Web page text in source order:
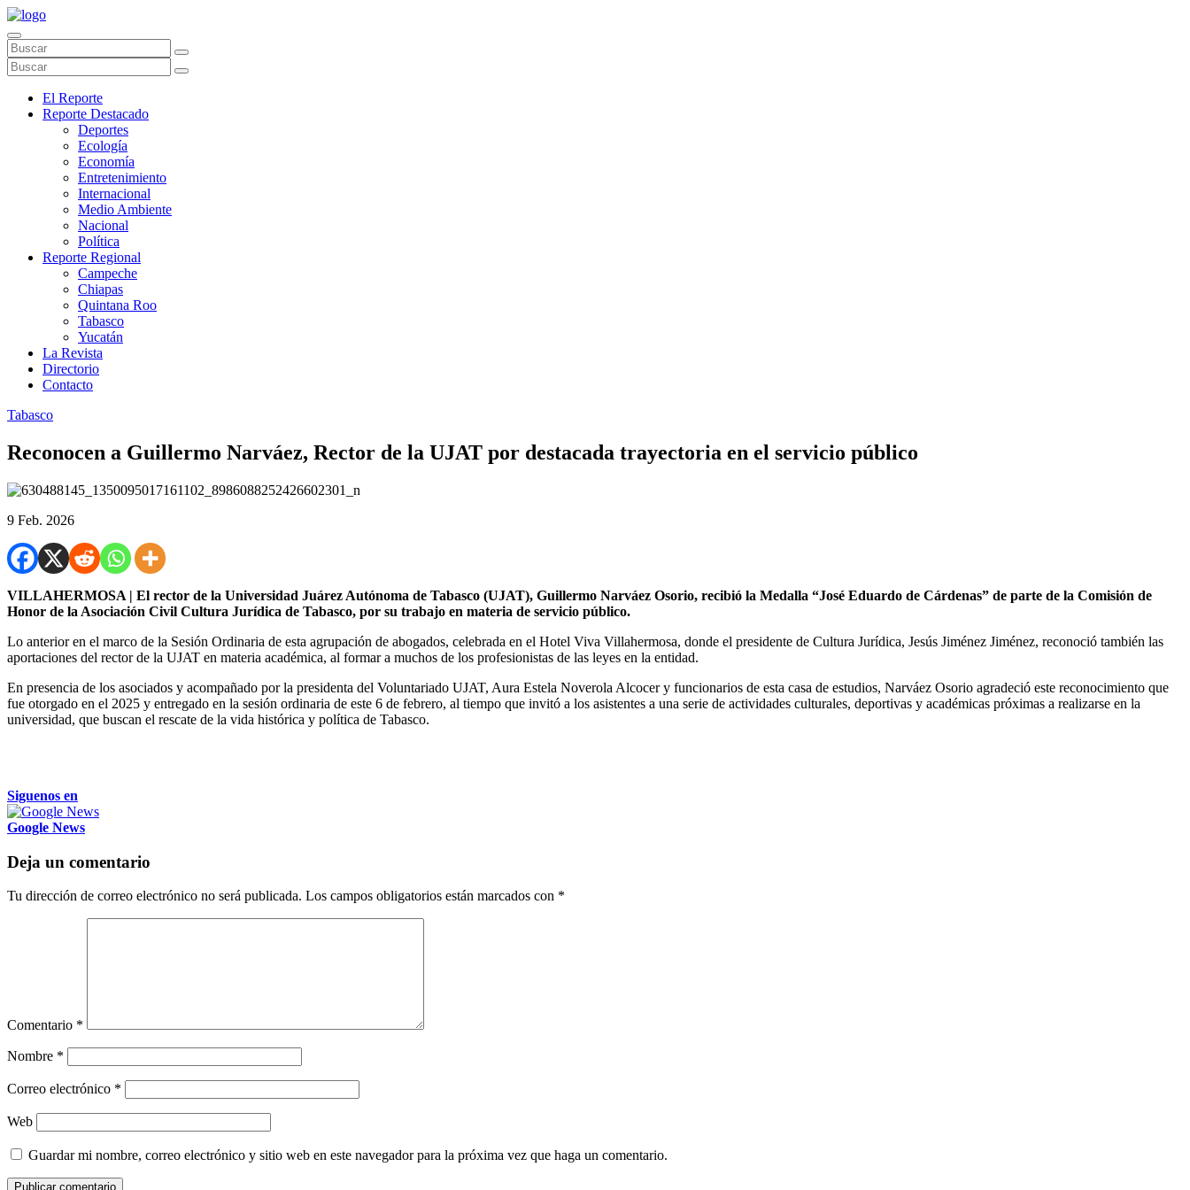
El Reporte
Reporte Destacado
Deportes
Ecología
Economía
Entretenimiento
Internacional
Medio Ambiente
Nacional
Política
Reporte Regional
Campeche
Chiapas
Quintana Roo
Tabasco
Yucatán
La Revista
Directorio
Contacto
Tabasco
Reconocen a Guillermo Narváez, Rector de la UJAT por destacada trayectoria en el servicio público
9 Feb. 2026
VILLAHERMOSA | El rector de la Universidad Juárez Autónoma de Tabasco (UJAT), Guillermo Narváez Osorio, recibió la Medalla “José Eduardo de Cárdenas” de parte de la Comisión de
Honor de la Asociación Civil Cultura Jurídica de Tabasco, por su trabajo en materia de servicio público.
Lo anterior en el marco de la Sesión Ordinaria de esta agrupación de abogados, celebrada en el Hotel Viva Villahermosa, donde el presidente de Cultura Jurídica, Jesús Jiménez Jiménez, reconoció también las
aportaciones del rector de la UJAT en materia académica, al formar a muchos de los profesionistas de las leyes en la entidad.
En presencia de los asociados y acompañado por la presidenta del Voluntariado UJAT, Aura Estela Noverola Alcocer y funcionarios de esta casa de estudios, Narváez Osorio agradeció este reconocimiento que
fue otorgado en el 2025 y entregado en la sesión ordinaria de este 6 de febrero, al tiempo que invitó a los asistentes a una serie de actividades culturales, deportivas y académicas próximas a realizarse en la
universidad, que buscan el rescate de la vida histórica y política de Tabasco.
Siguenos en
Google News
Deja un comentario
Tu dirección de correo electrónico no será publicada. Los campos obligatorios están marcados con *
Comentario *
Nombre *
Correo electrónico *
Web
Guardar mi nombre, correo electrónico y sitio web en este navegador para la próxima vez que haga un comentario.